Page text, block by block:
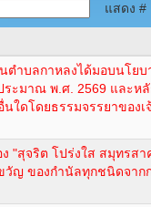
แสดง #
ตำบลกาหลงได้มอบนโย
ระมาณ พ.ศ. 2569 และห
ใดโดยธรรมจรรยาของเ
"สุจริต โปร่งใส สมุทรสา
วัญ ของกำนัลทุกชนิดจาก